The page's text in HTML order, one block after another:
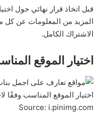
قبل اتخاذ قرار نهائي حول
المزيد من المعلومات عن كل
الاشتراك الكامل.
اختيار الموقع
Source: i.pinimg.com